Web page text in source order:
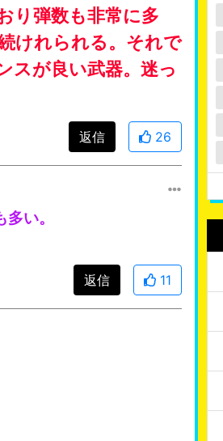
り弾数も非常に多
けれられる。それで
スが良い武器。迷っ
返信 26
い。
返信 11